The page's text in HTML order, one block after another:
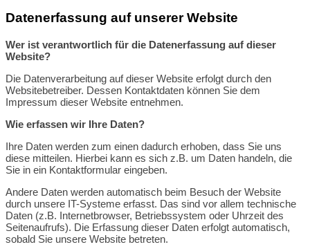
Datenerfassung auf unserer Website
Wer ist verantwortlich für die Datenerfassung auf dieser
Website?
Die Datenverarbeitung auf dieser Website erfolgt durch den
Websitebetreiber. Dessen Kontaktdaten können Sie dem
Impressum dieser Website entnehmen.
Wie erfassen wir Ihre Daten?
Ihre Daten werden zum einen dadurch erhoben, dass Sie uns
diese mitteilen. Hierbei kann es sich z.B. um Daten handeln, die
Sie in ein Kontaktformular eingeben.
Andere Daten werden automatisch beim Besuch der Website
durch unsere IT-Systeme erfasst. Das sind vor allem technische
Daten (z.B. Internetbrowser, Betriebssystem oder Uhrzeit des
Seitenaufrufs). Die Erfassung dieser Daten erfolgt automatisch,
sobald Sie unsere Website betreten.